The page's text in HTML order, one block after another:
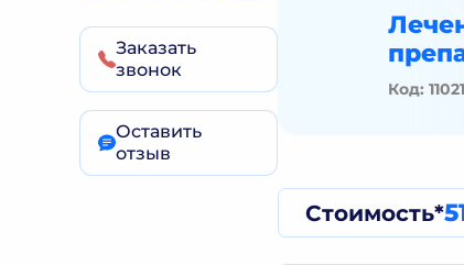
Заказать
звонок
Оставить
отзыв
Код: 11021
Стоимость*